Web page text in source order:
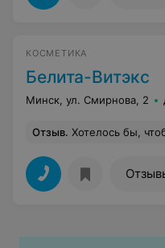
КОСМЕТИКА
Белита-Витэкс
Минск, ул. Смирнова, 2
Отзыв. Хотелось бы, чтобы сотрудники магазина